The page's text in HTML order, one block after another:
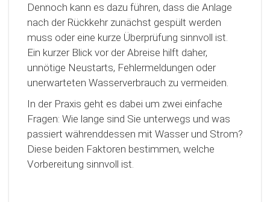
Dennoch kann es dazu führen, dass die Anlage
nach der Rückkehr zunächst gespült werden
muss oder eine kurze Überprüfung sinnvoll ist.
Ein kurzer Blick vor der Abreise hilft daher,
unnötige Neustarts, Fehlermeldungen oder
unerwarteten Wasserverbrauch zu vermeiden.
In der Praxis geht es dabei um zwei einfache
Fragen: Wie lange sind Sie unterwegs und was
passiert währenddessen mit Wasser und Strom?
Diese beiden Faktoren bestimmen, welche
Vorbereitung sinnvoll ist.